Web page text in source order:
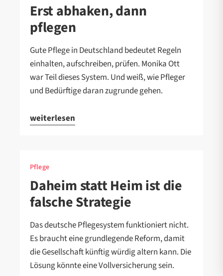
Erst abhaken, dann
pflegen
Gute Pflege in Deutschland bedeutet Regeln
einhalten, aufschreiben, prüfen. Monika Ott
war Teil dieses System. Und weiß, wie Pfleger
und Bedürftige daran zugrunde gehen.
weiterlesen
Pflege
Daheim statt Heim ist die
falsche Strategie
Das deutsche Pflegesystem funktioniert nicht.
Es braucht eine grundlegende Reform, damit
die Gesellschaft künftig würdig altern kann. Die
Lösung könnte eine Vollversicherung sein.